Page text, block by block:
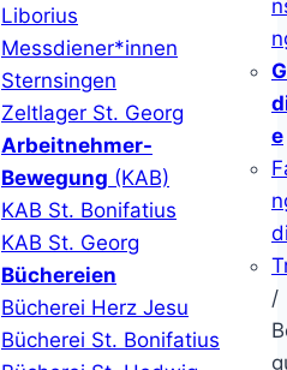
Liborius
Messdiener*innen
Sternsingen
Zeltlager St. Georg
Arbeitnehmer-
Bewegung (KAB)
KAB St. Bonifatius
KAB St. Georg
Büchereien
Bücherei Herz Jesu
Bücherei St. Bonifatius
e
/